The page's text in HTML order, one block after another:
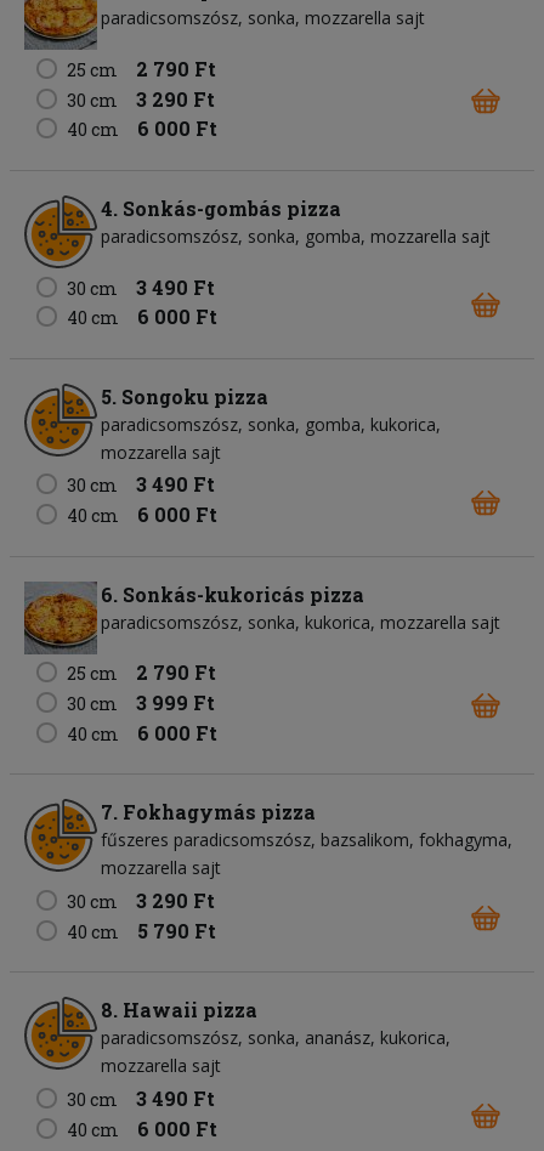
paradicsomszósz sonka mozzarella sajt
25 cm 2 790 Ft
30 cm 3 290 Ft
40 cm 6 000 Ft
4. Sonkás-gombás pizza
paradicsomszósz sonka gomba mozzarella sajt
30 cm 3 490 Ft
40 cm 6 000 Ft
5. Songoku pizza
paradicsomszósz sonka gomba kukorica
mozzarella sajt
30 cm
3 490 Ft
40 cm 6 000 Ft
6. Sonkás-kukoricás pizza
paradicsomszósz sonka kukorica mozzarella sajt
25 cm 2 790 Ft
30 cm 3 999 Ft
40 cm 6 000 Ft
7. Fokhagymás pizza
fűszeres paradicsomszósz bazsalikom fokhagyma
mozzarella sajt
30 cm
3 290 Ft
40 cm 5 790 Ft
8. Hawaii pizza
paradicsomszósz sonka ananász kukorica
mozzarella sajt
30 cm
3 490 Ft
40 cm 6 000 Ft